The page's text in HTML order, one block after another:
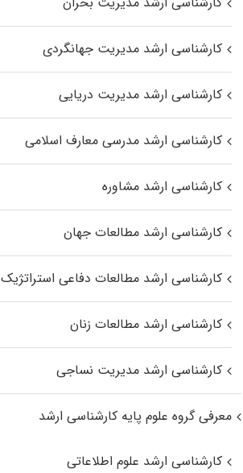
کارشناسی ارشد مدیریت جهانگردی
کارشناسی ارشد مدیریت دریایی
کارشناسی ارشد مدرسی معارف اسلامی
کارشناسی ارشد مشاوره
کارشناسی ارشد مطالعات جهان
کارشناسی ارشد مطالعات دفاعی استراتژیک
کارشناسی ارشد مطالعات زنان
کارشناسی ارشد مدیریت نساجی
معرفی گروه علوم پایه کارشناسی ارشد
کارشناسی ارشد علوم اطلاعاتی